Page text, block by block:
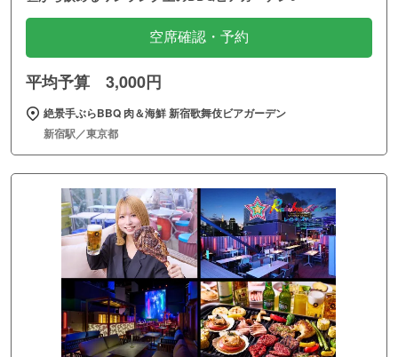
空席確認・予約
平均予算 3,000円
絶景手ぶらBBQ 肉＆海鮮 新宿歌舞伎ビアガーデン
新宿駅／東京都